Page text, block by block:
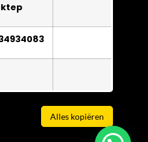
Alles kopiëren